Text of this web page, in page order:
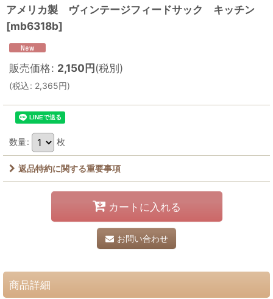
アメリカ製 ヴィンテージフィードサック キッチン
[mb6318b]
販売価格: 2,150円(税別)
(税込: 2,365円)
数量: 枚
返品特約に関する重要事項
カートに入れる
お問い合わせ
商品詳細